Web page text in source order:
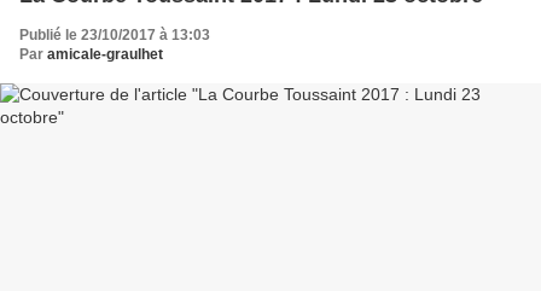
Publié le 23/10/2017 à 13:03
Par amicale-graulhet